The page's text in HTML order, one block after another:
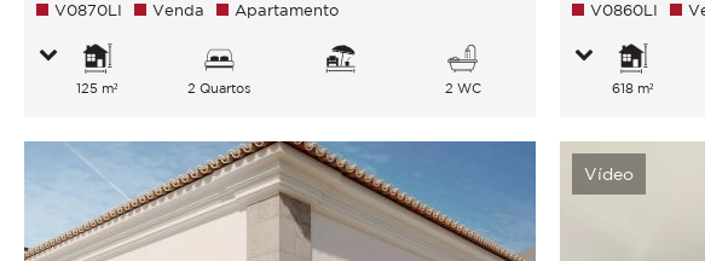
V0870LI Venda Apartamento
125 m² 2 Quartos 2 WC
V0860LI
618 m²
Vídeo